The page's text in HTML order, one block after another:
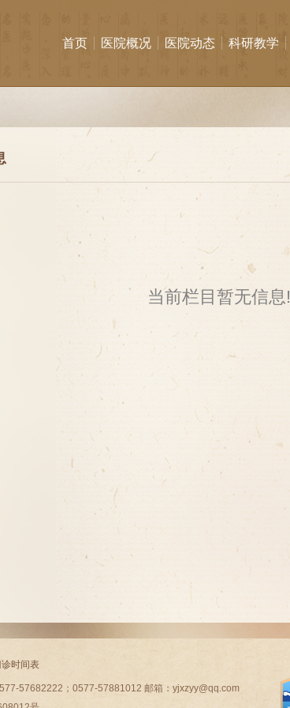
首页 医院概况 医院动态 科研教学
当前栏目暂无信息!
诊时间表
57682222；0577-57881012 邮箱：yjxzyy@qq.com